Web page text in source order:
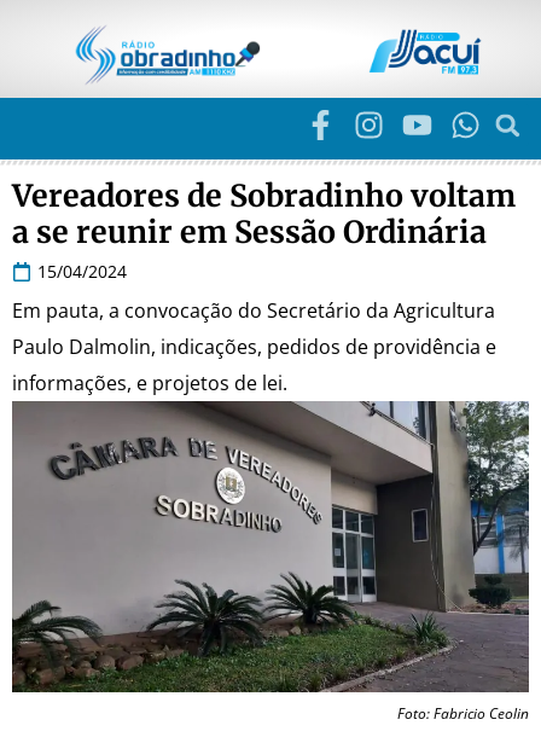
Vereadores de Sobradinho voltam
a se reunir em Sessão Ordinária
15/04/2024
Em pauta, a convocação do Secretário da Agricultura
Paulo Dalmolin, indicações, pedidos de providência e
informações, e projetos de lei.
Foto: Fabricio Ceolin